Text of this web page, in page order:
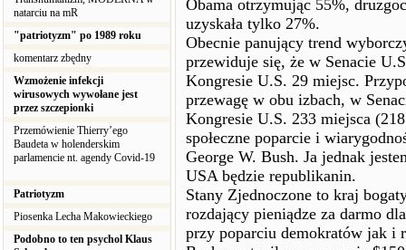
natarciu na mR
"patriotyzm" po 1989 roku
komentarz zbędny
Wzmożenie infekcji
wirusowych wywołane jest
przez szczepionki
Przemówienie Thierry’ego
Baudeta w holenderskim
parlamencie nt. agendy Covid-19
Patriotyzm
Piosenka Lecha Makowieckiego
Podobno to ten psychol Klaus
Obama otrzymując 55%,
uzyskała tylko 27%.
Obecnie panujący trend
przewiduje się, że w Senacie
Kongresie U.S. 29 miejsc.
przewagę w obu izbach, w
Kongresie U.S. 233 miejsca
społeczne poparcie i
George W. Bush. Ja jednak
USA będzie republikanin.
Stany Zjednoczone to kraj
rozdający pieniądze za darmo
przy poparciu demokratów jak i